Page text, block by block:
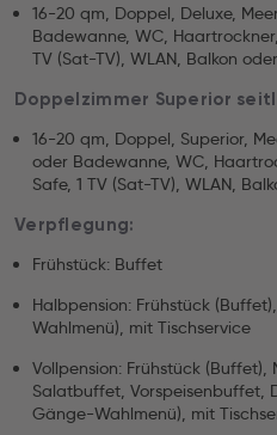
16-20 qm, Doppel, Deluxe,
Badewanne, WC,
TV (Sat-TV), WLAN, Balkon
Doppelzimmer Superior
16-20 qm, Doppel, Superior,
oder Badewanne, WC,
Safe, 1 TV (Sat-TV), WLAN,
Verpflegung:
Frühstück: Buffet
Halbpension: Frühstück
Wahlmenü), mit Tischservice
Vollpension: Frühstück
Salatbuffet, Vorspeisenbuffet,
Gänge-Wahlmenü), mit